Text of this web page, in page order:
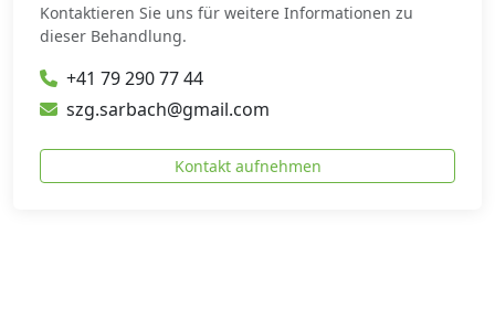
Kontaktieren Sie uns für weitere Informationen zu
dieser Behandlung.
+41 79 290 77 44
szg.sarbach@gmail.com
Kontakt aufnehmen